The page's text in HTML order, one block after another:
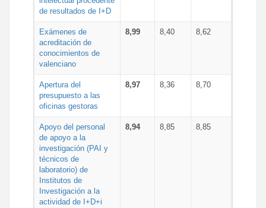
de resultados de I+D
Exámenes de
acreditación de
conocimientos de
valenciano
8,99 8,40 8,62
Apertura del
presupuesto a las
oficinas gestoras
8,97 8,36 8,70
Apoyo del personal
de apoyo a la
investigación (PAI y
técnicos de
laboratorio) de
Institutos de
Investigación a la
actividad de I+D+i
8,94 8,85 8,85